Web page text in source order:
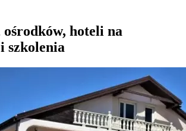
ośrodków, hoteli na
szkolenia